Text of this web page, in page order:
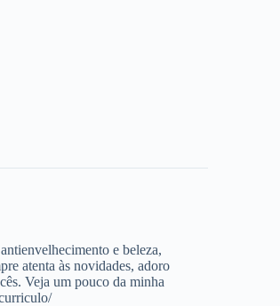
e beleza,
atenta às novidades, adoro
Veja um pouco da minha